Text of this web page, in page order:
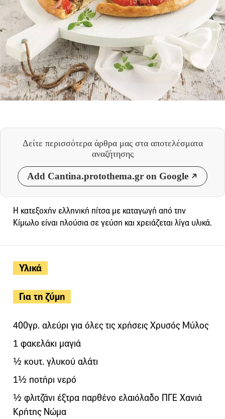
Δείτε περισσότερα άρθρα μας στα αποτελέσματα
αναζήτησης
Add Cantina.protothema.gr on Google
Υλικά
Για τη ζύμη
400γρ. αλεύρι για όλες τις χρήσεις Χρυσός Μύλος
1 φακελάκι μαγιά
½ κουτ. γλυκού αλάτι
1½ ποτήρι νερό
½ φλιτζάνι έξτρα παρθένο ελαιόλαδο ΠΓΕ Χανιά
Κρήτης Νώμα
Η κατεξοχήν ελληνική πίτσα με καταγωγή από την
Κίμωλο είναι πλούσια σε γεύση και χρειάζεται λίγα υλικά.